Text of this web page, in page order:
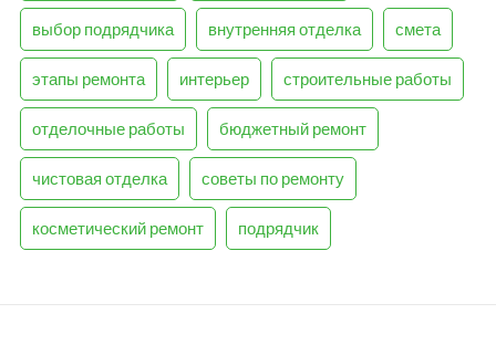
выбор подрядчика внутренняя отделка смета
этапы ремонта интерьер строительные работы
отделочные работы бюджетный ремонт
чистовая отделка советы по ремонту
косметический ремонт подрядчик